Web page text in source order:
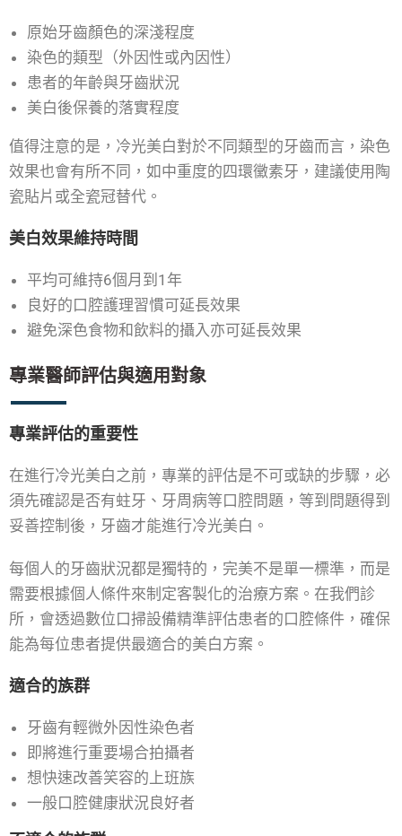
原始牙齒顏色的深淺程度
染色的類型（外因性或內因性）
患者的年齡與牙齒狀況
美白後保養的落實程度
值得注意的是，冷光美白對於不同類型的牙齒而言，染色
效果也會有所不同，如中重度的四環黴素牙，建議使用陶
瓷貼片或全瓷冠替代。
美白效果維持時間
平均可維持6個月到1年
良好的口腔護理習慣可延長效果
避免深色食物和飲料的攝入亦可延長效果
專業醫師評估與適用對象
專業評估的重要性
在進行冷光美白之前，專業的評估是不可或缺的步驟，必
須先確認是否有蛀牙、牙周病等口腔問題，等到問題得到
妥善控制後，牙齒才能進行冷光美白。
每個人的牙齒狀況都是獨特的，完美不是單一標準，而是
需要根據個人條件來制定客製化的治療方案。在我們診
所，會透過數位口掃設備精準評估患者的口腔條件，確保
能為每位患者提供最適合的美白方案。
適合的族群
牙齒有輕微外因性染色者
即將進行重要場合拍攝者
想快速改善笑容的上班族
一般口腔健康狀況良好者